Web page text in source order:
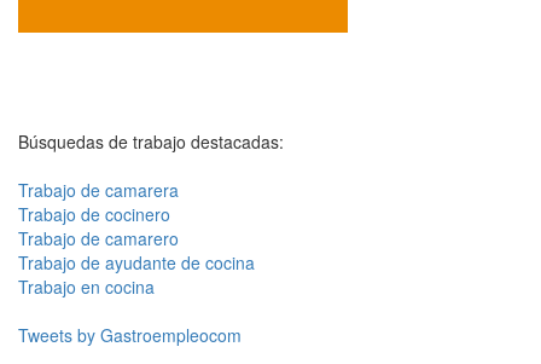
Búsquedas de trabajo destacadas:
Trabajo de camarera
Trabajo de cocinero
Trabajo de camarero
Trabajo de ayudante de cocina
Trabajo en cocina
Tweets by Gastroempleocom